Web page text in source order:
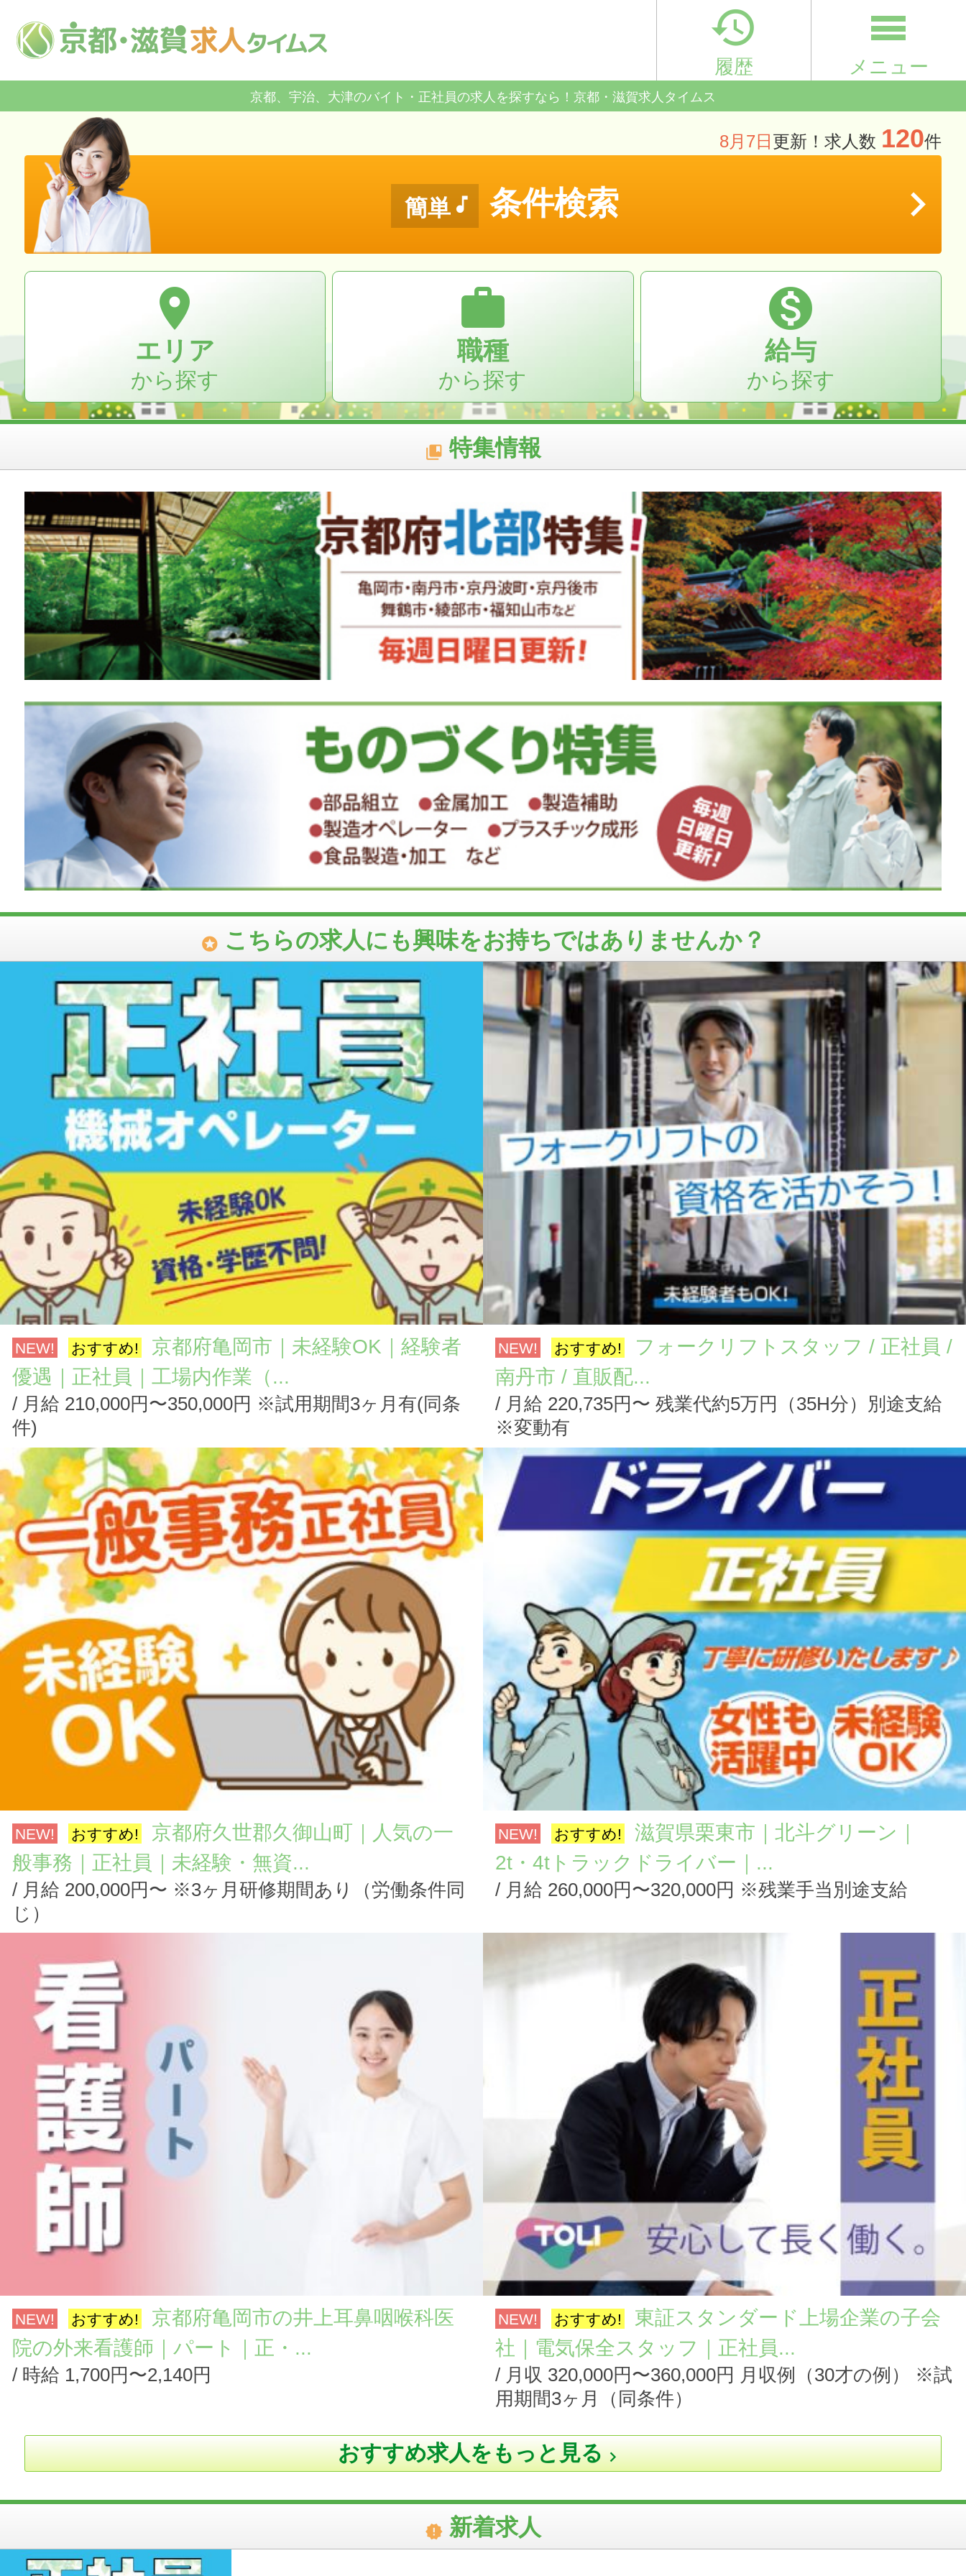

履歴 メニュー
京都、宇治、大津のバイト・正社員の求人を探すなら！京都・滋賀求人タイムス
8月7日更新！求人数 120件
簡単  条件検索 

エリア
から探す

職種
から探す

給与
から探す
 特集情報
 こちらの求人にも興味をお持ちではありませんか？
NEW! おすすめ!
京都府亀岡市｜未経験OK｜経験者
優遇｜正社員｜工場内作業（...
/ 月給 210,000円〜350,000円 ※試用期間3ヶ月有(同条
件)
NEW! おすすめ!
フォークリフトスタッフ / 正社員 /
南丹市 / 直販配...
/ 月給 220,735円〜 残業代約5万円（35H分）別途支給
※変動有
NEW! おすすめ!
京都府久世郡久御山町｜人気の一
般事務｜正社員｜未経験・無資...
/ 月給 200,000円〜 ※3ヶ月研修期間あり（労働条件同
じ）
NEW! おすすめ!
滋賀県栗東市｜北斗グリーン｜
2t・4tトラックドライバー｜...
/ 月給 260,000円〜320,000円 ※残業手当別途支給
NEW! おすすめ!
京都府亀岡市の井上耳鼻咽喉科医
院の外来看護師｜パート｜正・...
/ 時給 1,700円〜2,140円
NEW! おすすめ!
東証スタンダード上場企業の子会
社｜電気保全スタッフ｜正社員...
/ 月収 320,000円〜360,000円 月収例（30才の例） ※試
用期間3ヶ月（同条件）
おすすめ求人をもっと見る
 新着求人